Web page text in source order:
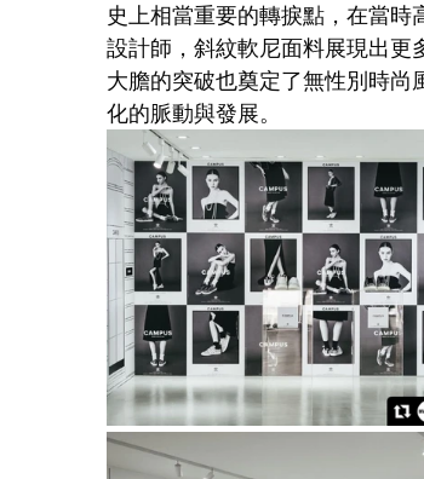
史上相當重要的轉捩點，在當
設計師，斜紋軟尼面料展現出更
大膽的突破也奠定了無性別時尚
化的脈動與發展。